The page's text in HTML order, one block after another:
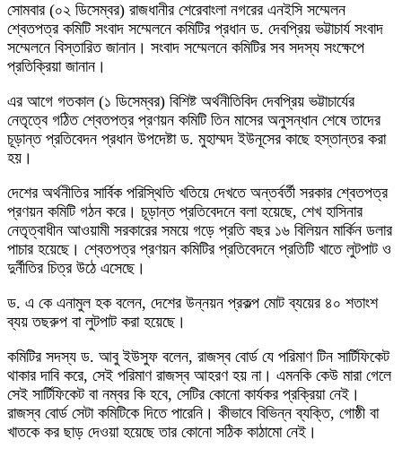
সোমবার (০২ ডিসেম্বর) রাজধানীর শেরেবাংলা নগরের এনইসি সম্মেলন
শ্বেতপত্র কমিটি সংবাদ সম্মেলনে কমিটির প্রধান ড. দেবপ্রিয় ভট্টাচার্য সংবাদ
সম্মেলনে বিস্তারিত জানান। সংবাদ সম্মেলনে কমিটির সব সদস্য সংক্ষেপে
প্রতিক্রিয়া জানান।
এর আগে গতকাল (১ ডিসেম্বর) বিশিষ্ট অর্থনীতিবিদ দেবপ্রিয় ভট্টাচার্যের
নেতৃত্বে গঠিত শ্বেতপত্র প্রণয়ন কমিটি তিন মাসের অনুসন্ধান শেষে তাদের
চূড়ান্ত প্রতিবেদন প্রধান উপদেষ্টা ড. মুহাম্মদ ইউনূসের কাছে হস্তান্তর করা
হয়।
দেশের অর্থনীতির সার্বিক পরিস্থিতি খতিয়ে দেখতে অন্তর্বর্তী সরকার শ্বেতপত্র
প্রণয়ন কমিটি গঠন করে। চূড়ান্ত প্রতিবেদনে বলা হয়েছে, শেখ হাসিনার
নেতৃত্বাধীন আওয়ামী সরকারের সময়ে গড়ে প্রতি বছর ১৬ বিলিয়ন মার্কিন ডলার
পাচার হয়েছে। শ্বেতপত্র প্রণয়ন কমিটির প্রতিবেদনে প্রতিটি খাতে লুটপাট ও
দুর্নীতির চিত্র উঠে এসেছে।
ড. এ কে এনামুল হক বলেন, দেশের উন্নয়ন প্রকল্প মোট ব্যয়ের ৪০ শতাংশ
ব্যয় তছরুপ বা লুটপাট করা হয়েছে।
কমিটির সদস্য ড. আবু ইউসুফ বলেন, রাজস্ব বোর্ড যে পরিমাণ টিন সার্টিফিকেট
থাকার দাবি করে, সেই পরিমাণ রাজস্ব আহরণ হয় না। এমনকি কেউ মারা গেলে
সেই সার্টিফিকেট বা নম্বর কি হবে, সেটির কোনো কার্যকর প্রক্রিয়া নেই।
রাজস্ব বোর্ড সেটা কমিটিকে দিতে পারেনি। কীভাবে বিভিন্ন ব্যক্তি, গোষ্ঠী বা
খাতকে কর ছাড় দেওয়া হয়েছে তার কোনো সঠিক কাঠামো নেই।